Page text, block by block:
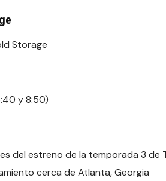
Storage
y 8:50)
del estreno de la temporada 3 de
cerca de Atlanta, Georgia